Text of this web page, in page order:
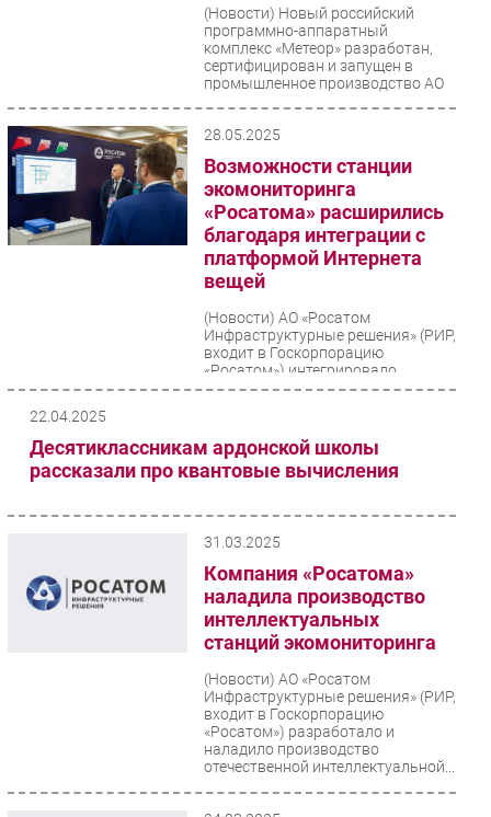
(Новости) Новый российский
программно-аппаратный
комплекс «Метеор» разработан,
сертифицирован и запущен в
промышленное производство АО
28.05.2025
Возможности станции
экомониторинга
«Росатома» расширились
благодаря интеграции с
платформой Интернета
вещей
(Новости) АО «Росатом
Инфраструктурные решения» (РИР,
входит в Госкорпорацию
«Росатом») интегрировало
собственные цифровые продукты
22.04.2025
Десятиклассникам ардонской школы
рассказали про квантовые вычисления
31.03.2025
Компания «Росатома»
наладила производство
интеллектуальных
станций экомониторинга
(Новости) АО «Росатом
Инфраструктурные решения» (РИР,
входит в Госкорпорацию
«Росатом») разработало и
наладило производство
отечественной интеллектуальной...